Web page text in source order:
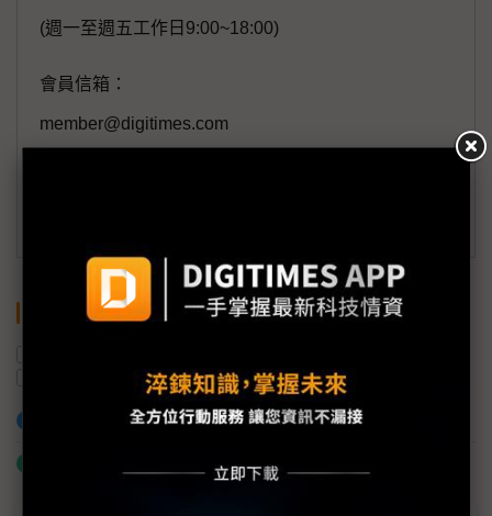
(週一至週五工作日9:00~18:00)
會員信箱：
member@digitimes.com
關鍵字
關稅
加入已選取到「關鍵字追蹤」